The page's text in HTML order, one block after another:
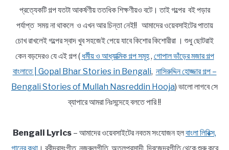
প্রত্যেকটি গল্প যতটা আকর্ষণীয় ততধিক শিক্ষণীয়ও বটে। তাই গল্পের বই পড়ার
পর্যাপ্ত সময় না থাকলে ও এখন আর চিন্তা নেই!! আমাদের ওয়েবসাইটের পাতায়
চোখ রাখলেই গল্পের স্বাদ খুব সহজেই পেয়ে যাবে কিশোর কিশোরীরা । শুধু ছোটরাই
কেন বড়দেরও যে এই গল্প ( ধর্মীয় ও আধ্যাত্মিক গল্প সমূহ, গোপাল ভাঁড়ের মজার গল্প
বাংলাতে | Gopal Bhar Stories in Bengali, নাসিরুদ্দিন হোজ্জার গল্প –
Bengali Stories of Mullah Nasreddin Hooja) ভালো লাগবে সে
ব্যাপারে আমরা নিঃসন্দেহে বলতে পারি !!
Bengali Lyrics – আমাদের ওয়েবসাইটের নবতম সংযোজন হলবাংলা লিরিক্স,